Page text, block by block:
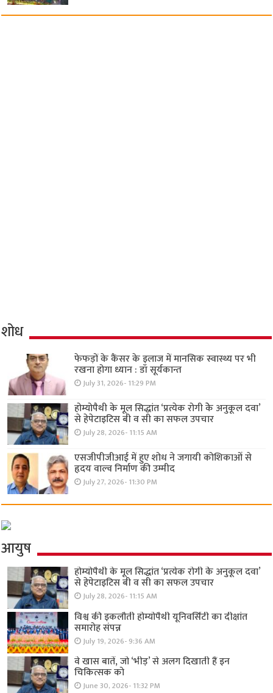
शोध
फेफड़ों के कैंसर के इलाज में मानसिक स्वास्थ्य पर भी
रखना होगा ध्यान : डॉ सूर्यकान्त
July 31, 2026- 11:29 PM
होम्योपैथी के मूल सिद्धांत ‘प्रत्येक रोगी केे अनुकूल दवा’
से हेपेटाइटिस बी व सी का सफल उपचार
July 28, 2026- 11:15 AM
एसजीपीजीआई में हुए शोध ने जगायी कोशिकाओं से
हृदय वाल्व निर्माण की उम्मीद
July 27, 2026- 11:30 PM
आयुष
होम्योपैथी के मूल सिद्धांत ‘प्रत्येक रोगी केे अनुकूल दवा’
से हेपेटाइटिस बी व सी का सफल उपचार
July 28, 2026- 11:15 AM
विश्व की इकलौती होम्योपैथी यूनिवर्सिटी का दीक्षांत
समारोह संपन्न
July 19, 2026- 9:36 AM
वे खास बातें, जो ‘भीड़’ से अलग दिखाती हैं इन
चिकित्सक को
June 30, 2026- 11:32 PM